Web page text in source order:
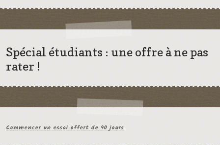
Spécial étudiants : une offre à ne pas
rater !
Commencer un essai offert de 90 jours